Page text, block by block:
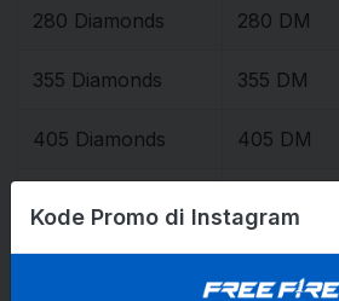
280 Diamonds 280 DM
355 Diamonds 355 DM
405 Diamonds 405 DM
475 Diamonds 475 DM
Kode Promo di Instagram